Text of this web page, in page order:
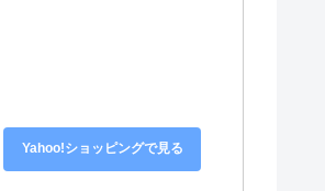
Yahoo!ショッピングで見る